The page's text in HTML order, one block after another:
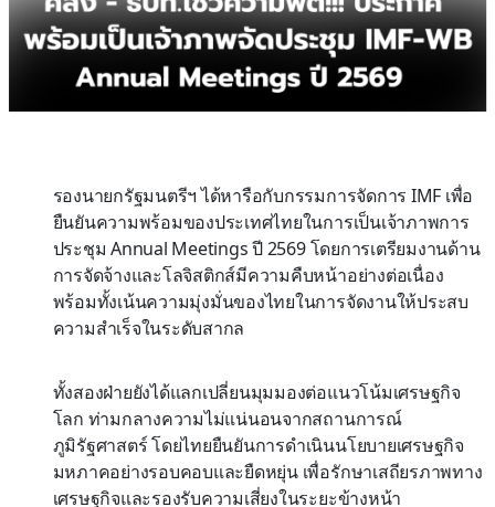
รองนายกรัฐมนตรีฯ ได้หารือกับกรรมการจัดการ IMF เพื่อ
ยืนยันความพร้อมของประเทศไทยในการเป็นเจ้าภาพการ
ประชุม Annual Meetings ปี 2569 โดยการเตรียมงานด้าน
การจัดจ้างและโลจิสติกส์มีความคืบหน้าอย่างต่อเนื่อง
พร้อมทั้งเน้นความมุ่งมั่นของไทยในการจัดงานให้ประสบ
ความสำเร็จในระดับสากล
ทั้งสองฝ่ายยังได้แลกเปลี่ยนมุมมองต่อแนวโน้มเศรษฐกิจ
โลก ท่ามกลางความไม่แน่นอนจากสถานการณ์
ภูมิรัฐศาสตร์ โดยไทยยืนยันการดำเนินนโยบายเศรษฐกิจ
มหภาคอย่างรอบคอบและยืดหยุ่น เพื่อรักษาเสถียรภาพทาง
เศรษฐกิจและรองรับความเสี่ยงในระยะข้างหน้า